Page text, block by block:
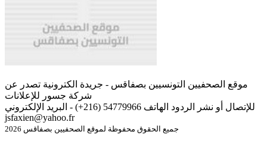
موقع الصحفيين التونسيين بصفاقس - جريدة الكترونية تصدر عن
شركة جسور للإعلانات
للإتصال أو نشر الردود الهاتف 54779966 (216+) - البريد الإلكتروني
jsfaxien@yahoo.fr
جميع الحقوق محفوظة لموقع الصحفيين بصفاقس 2026